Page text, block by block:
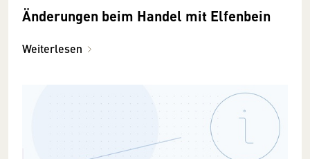
Änderungen beim Handel mit Elfenbein
Weiterlesen